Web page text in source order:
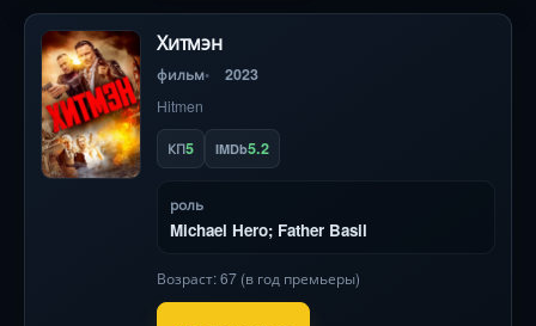
Хитмэн
фильм 2023
Hitmen
КП5 IMDb5.2
роль
Michael Hero; Father Basil
Возраст: 67 (в год премьеры)